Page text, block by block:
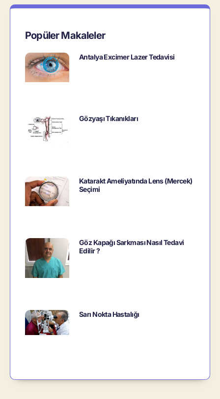
Popüler Makaleler
Antalya Excimer Lazer Tedavisi
Gözyaşı Tıkanıkları
Katarakt Ameliyatında Lens (Mercek)
Seçimi
Göz Kapağı Sarkması Nasıl Tedavi
Edilir ?
Sarı Nokta Hastalığı